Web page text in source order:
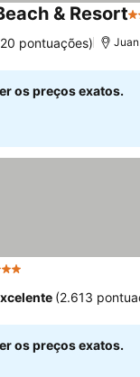
& Resort4
pontuações)
os preços exatos.
(2.613
os preços exatos.